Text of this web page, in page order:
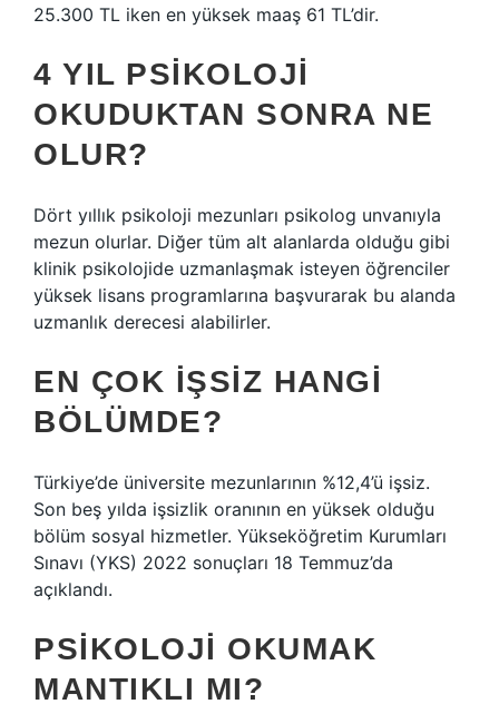
25.300 TL iken en yüksek maaş 61 TL’dir.
4 YIL PSIKOLOJI
OKUDUKTAN SONRA NE
OLUR?
Dört yıllık psikoloji mezunları psikolog unvanıyla
mezun olurlar. Diğer tüm alt alanlarda olduğu gibi
klinik psikolojide uzmanlaşmak isteyen öğrenciler
yüksek lisans programlarına başvurarak bu alanda
uzmanlık derecesi alabilirler.
EN ÇOK IŞSIZ HANGI
BÖLÜMDE?
Türkiye’de üniversite mezunlarının %12,4’ü işsiz.
Son beş yılda işsizlik oranının en yüksek olduğu
bölüm sosyal hizmetler. Yükseköğretim Kurumları
Sınavı (YKS) 2022 sonuçları 18 Temmuz’da
açıklandı.
PSIKOLOJI OKUMAK
MANTIKLI MI?